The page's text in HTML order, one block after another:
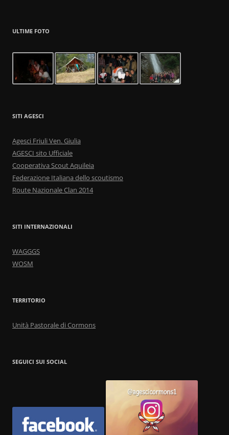
ULTIME FOTO
SITI AGESCI
Agesci Friuli Ven. Giulia
AGESCI sito Ufficiale
Cooperativa Scout Aquileia
Federazione Italiana dello scoutismo
Route Nazionale Clan 2014
SITI INTERNAZIONALI
WAGGGS
WOSM
TERRITORIO
Unità Pastorale di Cormons
SEGUICI SUI SOCIAL